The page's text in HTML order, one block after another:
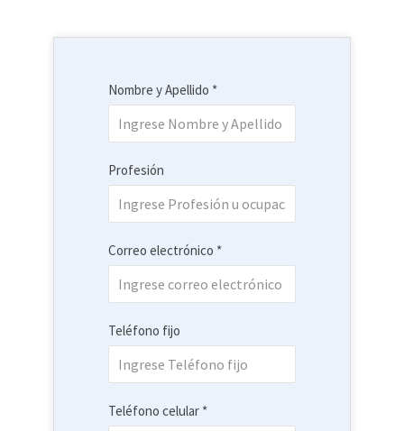
Nombre y Apellido *
Profesión
Correo electrónico *
Teléfono fijo
Teléfono celular *